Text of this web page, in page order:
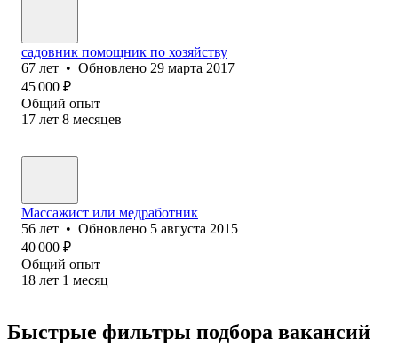
садовник помощник по хозяйству
67 лет • Обновлено 29 марта 2017
45 000 ₽
Общий опыт
17 лет 8 месяцев
Массажист или медработник
56 лет • Обновлено 5 августа 2015
40 000 ₽
Общий опыт
18 лет 1 месяц
Быстрые фильтры подбора вакансий